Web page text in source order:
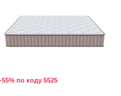
-55% по коду 5525